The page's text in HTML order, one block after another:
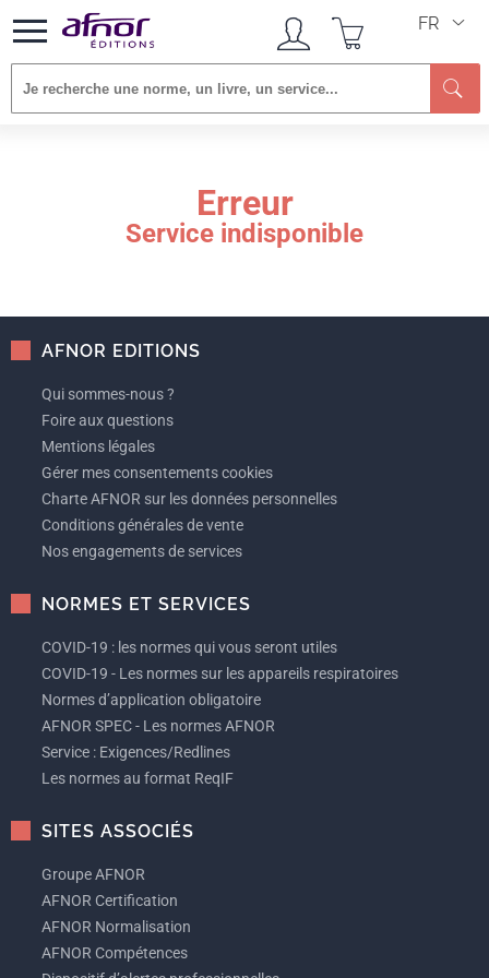
FR
Erreur
Service indisponible
AFNOR EDITIONS
Qui sommes-nous ?
Foire aux questions
Mentions légales
Gérer mes consentements cookies
Charte AFNOR sur les données personnelles
Conditions générales de vente
Nos engagements de services
NORMES ET SERVICES
COVID-19 : les normes qui vous seront utiles
COVID-19 - Les normes sur les appareils respiratoires
Normes d’application obligatoire
AFNOR SPEC - Les normes AFNOR
Service : Exigences/Redlines
Les normes au format ReqIF
SITES ASSOCIÉS
Groupe AFNOR
AFNOR Certification
AFNOR Normalisation
AFNOR Compétences